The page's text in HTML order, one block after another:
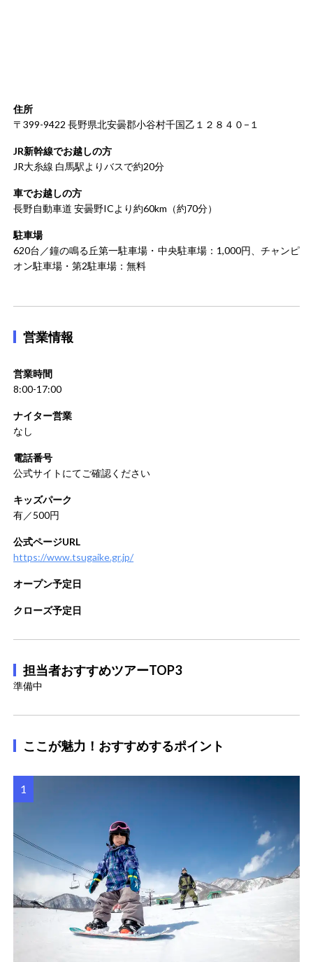
住所
〒399-9422 長野県北安曇郡小谷村千国乙１２８４０−１
JR新幹線でお越しの方
JR大糸線 白馬駅よりバスで約20分
車でお越しの方
長野自動車道 安曇野ICより約60km（約70分）
駐車場
620台／鐘の鳴る丘第一駐車場・中央駐車場：1,000円、チャンピ
オン駐車場・第2駐車場：無料
営業情報
営業時間
8:00-17:00
ナイター営業
なし
電話番号
公式サイトにてご確認ください
キッズパーク
有／500円
公式ページURL
https://www.tsugaike.gr.jp/
オープン予定日
クローズ予定日
担当者おすすめツアーTOP3
準備中
ここが魅力！おすすめするポイント